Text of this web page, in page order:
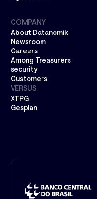
COMPANY
About Datanomik
Newsroom
Careers
Among Treasurers
security
Customers
VERSUS
XTPG
Gesplan